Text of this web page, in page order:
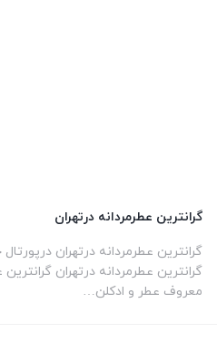
گرانترین عطرمردانه درتهران
گرانترین عطرمردانه درتهران درپورتال
گرانترین عطرمردانه درتهران گرانترین
معروف عطر و ادکلن…